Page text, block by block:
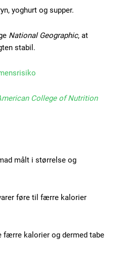
100
Ut mollis
yoghurt og supper.
National Geographic, at
stabil.
College of Nutrition
målt i størrelse og
føre til færre kalorier
kalorier og dermed tabe